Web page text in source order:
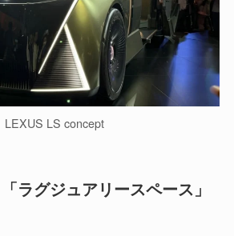
LEXUS LS concept
ラグジュアリースペース」